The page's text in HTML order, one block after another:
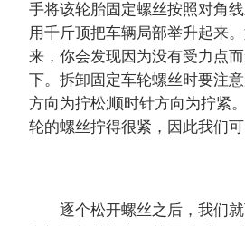
手将该轮胎固定螺丝按照对角
用千斤顶把车辆局部举升起来
来，你会发现因为没有受力点
下。拆卸固定车轮螺丝时要注
方向为拧松;顺时针方向为拧紧
轮的螺丝拧得很紧，因此我们可
逐个松开螺丝之后，我们就